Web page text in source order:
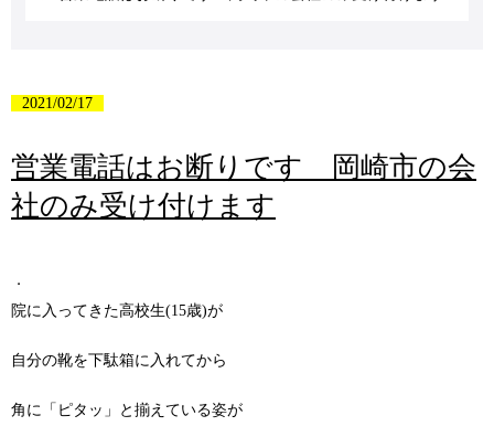
2021/02/17
営業電話はお断りです 岡崎市の会
社のみ受け付けます
．
院に入ってきた高校生(15歳)が
自分の靴を下駄箱に入れてから
角に「ピタッ」と揃えている姿が